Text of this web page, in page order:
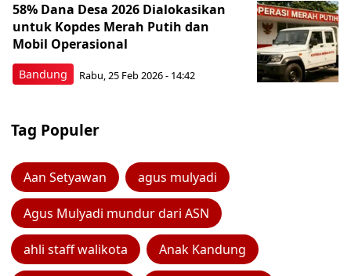
Bandung
58% Dana Desa 2026 Dialokasikan
untuk Kopdes Merah Putih dan
Mobil Operasional
Rabu, 25 Feb 2026 - 14:42
Tag Populer
Aan Setyawan agus mulyadi
Agus Mulyadi mundur dari ASN
ahli staff walikota Anak Kandung